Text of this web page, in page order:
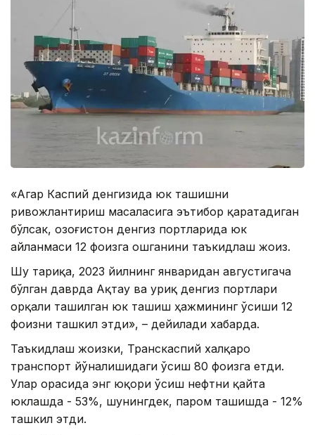
«Агар Каспий денгизида юк ташишни
ривожлантириш масаласига эътибор қаратадиган
бўлсак, Қозоғистон денгиз портларида юк
айланмаси 12 фоизга ошганини таъкидлаш жоиз.
Шу тариқа, 2023 йилнинг январидан августигача
бўлган даврда Ақтау ва Қуриқ денгиз портлари
орқали ташилган юк ташиш ҳажмининг ўсиши 12
фоизни ташкил этди», – дейилади хабарда.
Таъкидлаш жоизки, Транскаспий халқаро
транспорт йўналишидаги ўсиш 80 фоизга етди.
Улар орасида энг юқори ўсиш нефтни қайта
юклашда - 53%, шунингдек, паром ташишда - 12%
ташкил этди.